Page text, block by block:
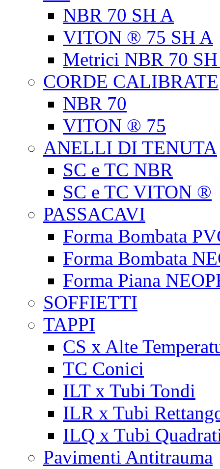
NBR 70 SH A
VITON ® 75 SH A
Metrici NBR 70
CORDE CALIBRATE
NBR 70
VITON ® 75
ANELLI DI TENUTA
SC e TC NBR
SC e TC VITON ®
PASSACAVI
Forma Bombata
Forma Bombata
Forma Piana
SOFFIETTI
TAPPI
CS x Alte
TC Conici
ILT x Tubi Tondi
ILR x Tubi
ILQ x Tubi
Pavimenti Antitrauma